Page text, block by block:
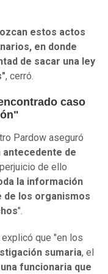
estos actos
en donde
de sacar una ley
, cerró.
caso
Pardow aseguró
antecedente de
de ello
la información
de los organismos
".
que "en los
sumaria, el
funcionaria que